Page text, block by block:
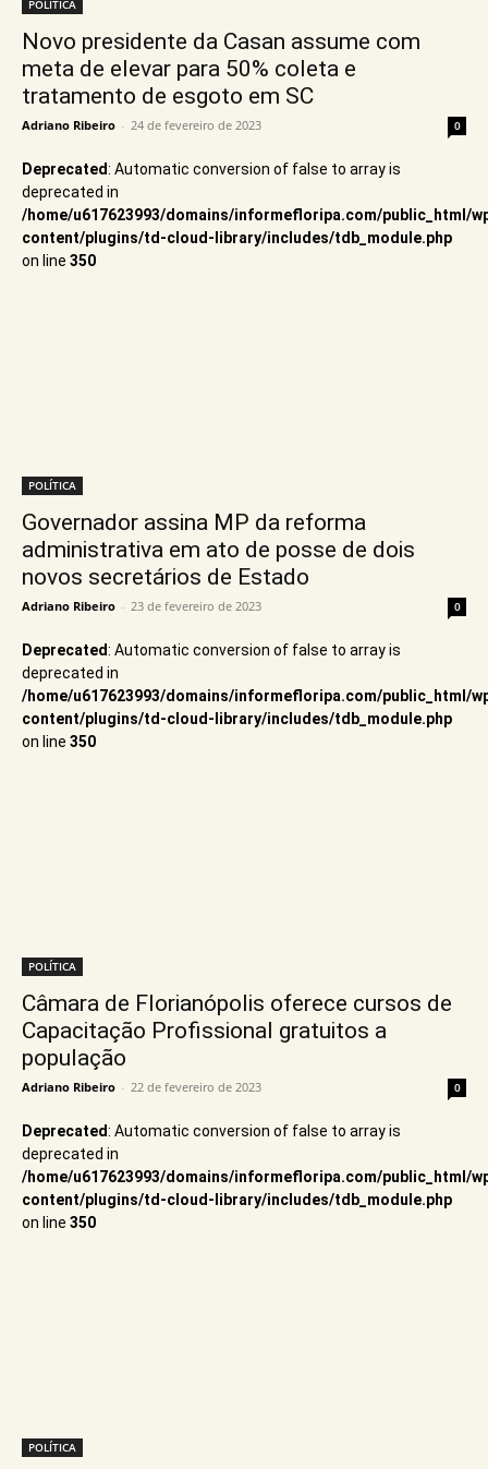
POLÍTICA
Novo presidente da Casan assume com
meta de elevar para 50% coleta e
tratamento de esgoto em SC
Adriano Ribeiro - 24 de fevereiro de 2023 0
POLÍTICA
Deprecated: Automatic conversion of false to array is
deprecated in
/home/u617623993/domains/informefloripa.com/public_html/
content/plugins/td-cloud-library/includes/tdb_module.php
on line 350
Governador assina MP da reforma
administrativa em ato de posse de dois
novos secretários de Estado
Adriano Ribeiro - 23 de fevereiro de 2023 0
POLÍTICA
Deprecated: Automatic conversion of false to array is
deprecated in
/home/u617623993/domains/informefloripa.com/public_html/
content/plugins/td-cloud-library/includes/tdb_module.php
on line 350
Câmara de Florianópolis oferece cursos de
Capacitação Profissional gratuitos a
população
Adriano Ribeiro - 22 de fevereiro de 2023 0
POLÍTICA
Deprecated: Automatic conversion of false to array is
deprecated in
/home/u617623993/domains/informefloripa.com/public_html/
content/plugins/td-cloud-library/includes/tdb_module.php
on line 350